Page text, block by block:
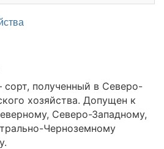
полученный в Северо-
хозяйства. Допущен к
Северо-Западному,
Черноземному